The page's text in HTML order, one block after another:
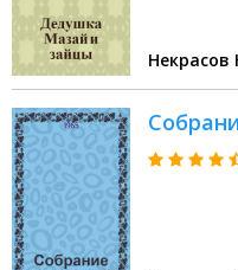
Некрасов